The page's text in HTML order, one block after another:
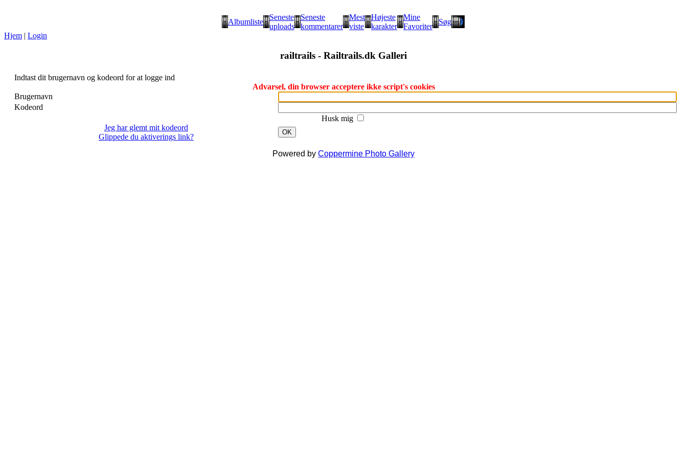
Albumliste
Seneste
uploads
Seneste
kommentarer
Mest
viste
Højeste
karakter
Mine
Favoriter
Søg
Hjem | Login
railtrails - Railtrails.dk Galleri
Indtast dit brugernavn og kodeord for at logge ind
Advarsel, din browser acceptere ikke script's cookies
Brugernavn
Kodeord
Husk mig
Jeg har glemt mit kodeord
Glippede du aktiverings link?
OK
Powered by Coppermine Photo Gallery